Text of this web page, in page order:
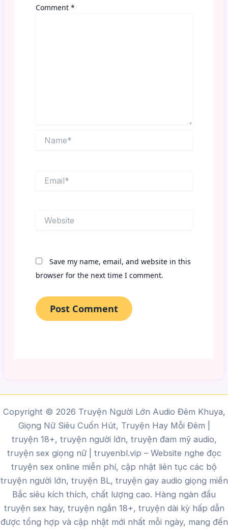
Comment *
Save my name, email, and website in this
browser for the next time I comment.
Copyright © 2026 Truyện Người Lớn Audio Đêm Khuya,
Giọng Nữ Siêu Cuốn Hút, Truyện Hay Mỗi Đêm |
truyện 18+, truyện người lớn, truyện đam mỹ audio,
truyện sex giọng nữ | truyenbl.vip – Website nghe đọc
truyện sex online miễn phí, cập nhật liên tục các bộ
truyện người lớn, truyện BL, truyện gay audio giọng miền
Bắc siêu kích thích, chất lượng cao. Hàng ngàn đầu
truyện sex hay, truyện ngắn 18+, truyện dài kỳ hấp dẫn
được tổng hợp và cập nhật mới nhất mỗi ngày, mang đến